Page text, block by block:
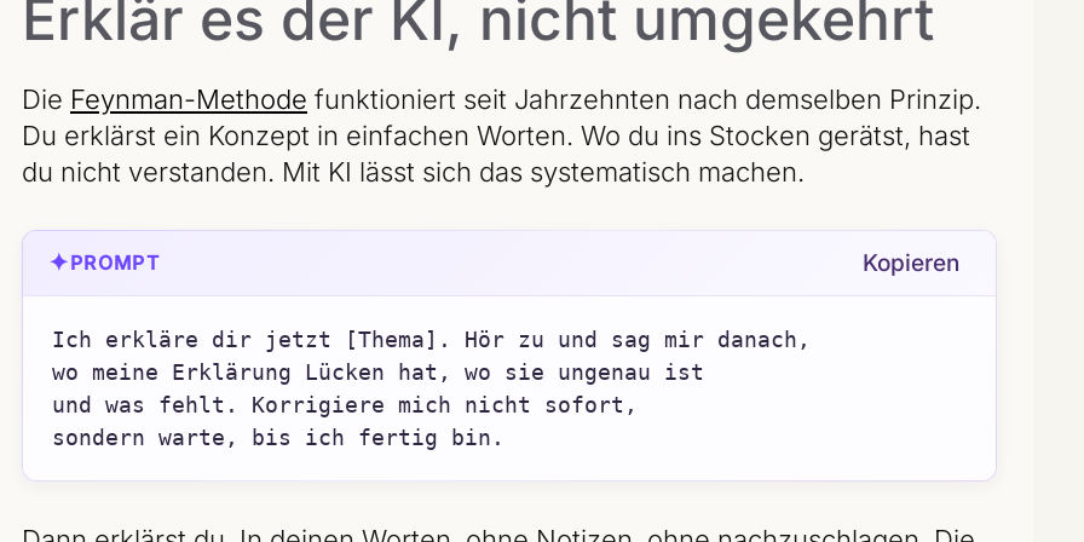
Erklär es der KI, nicht umgekehrt
Die Feynman-Methode funktioniert seit Jahrzehnten nach demselben Prinzip.
Du erklärst ein Konzept in einfachen Worten. Wo du ins Stocken gerätst, hast
du nicht verstanden. Mit KI lässt sich das systematisch machen.
✦PROMPT Kopieren
Ich erkläre dir jetzt [Thema]. Hör zu und sag mir danach,
wo meine Erklärung Lücken hat, wo sie ungenau ist
und was fehlt. Korrigiere mich nicht sofort,
sondern warte, bis ich fertig bin.